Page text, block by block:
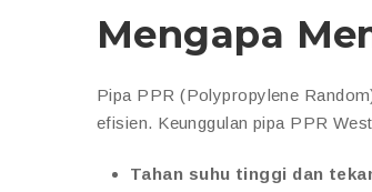
Mengapa
Pipa PPR (Polypropylene
efisien. Keunggulan pipa PPR
Tahan suhu tinggi dan